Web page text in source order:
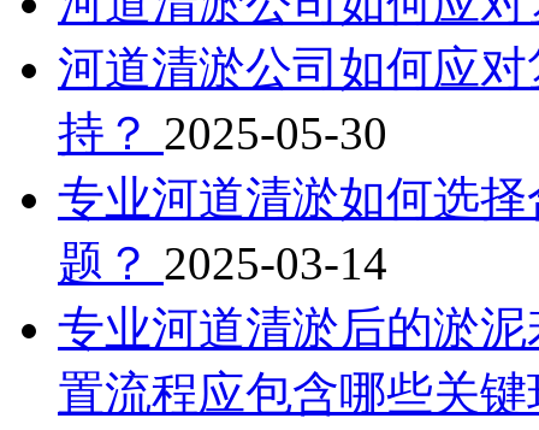
河道清淤公司如何应
持？ 2025-05-30
专业河道清淤如何选
题？ 2025-03-14
专业河道清淤后的淤
置流程应包含哪些关